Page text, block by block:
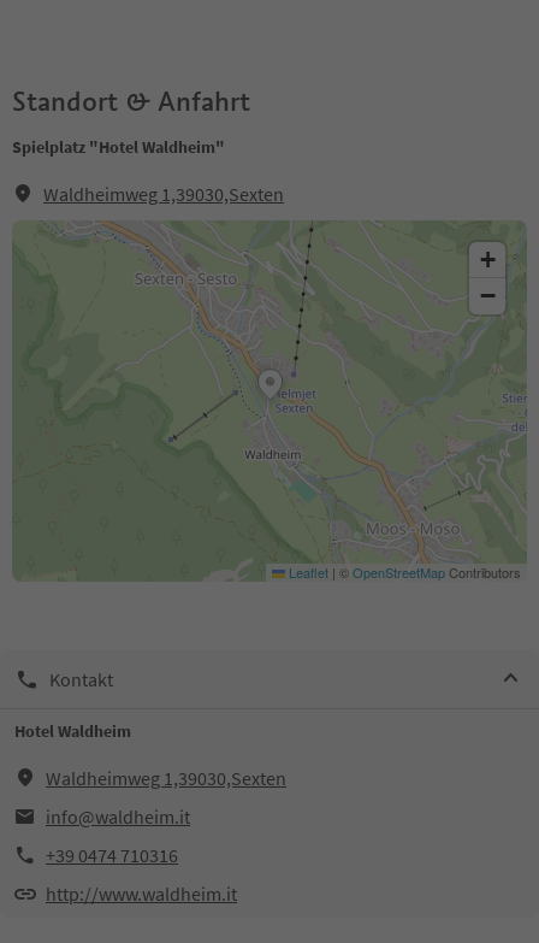
Standort & Anfahrt
Spielplatz "Hotel Waldheim"
Waldheimweg 1,39030,Sexten
+
−
Leaflet | ©OpenStreetMapContributors
Kontakt
Hotel Waldheim
Waldheimweg 1,39030,Sexten
info@waldheim.it
+39 0474 710316
http://www.waldheim.it